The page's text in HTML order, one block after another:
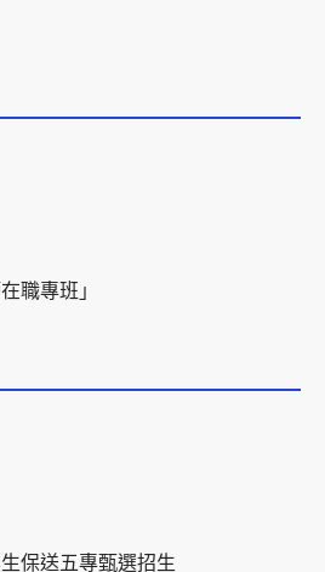
職專班」
保送五專甄選招生